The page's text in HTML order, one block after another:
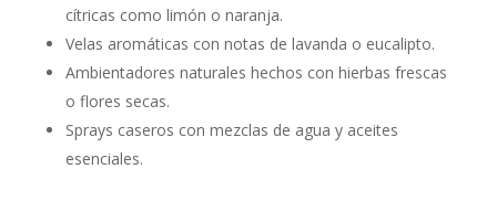
cítricas como limón o naranja.
Velas aromáticas con notas de lavanda o eucalipto.
Ambientadores naturales hechos con hierbas frescas
o flores secas.
Sprays caseros con mezclas de agua y aceites
esenciales.